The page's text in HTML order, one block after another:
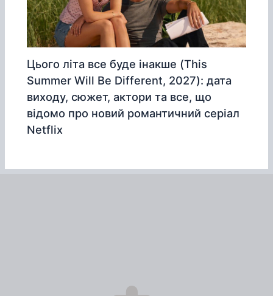
Цього літа все буде інакше (This
Summer Will Be Different, 2027): дата
виходу, сюжет, актори та все, що
відомо про новий романтичний серіал
Netflix